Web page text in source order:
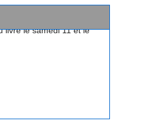
le samedi 11 et le